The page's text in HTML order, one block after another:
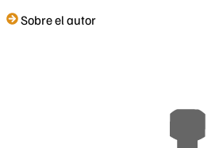
Sobre el autor